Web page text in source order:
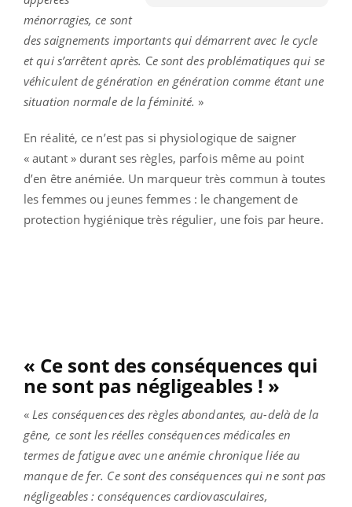
ménorragies, ce sont
des saignements importants qui démarrent avec le cycle
et qui s’arrêtent après. Ce sont des problématiques qui se
véhiculent de génération en génération comme étant une
situation normale de la féminité. »
En réalité, ce n’est pas si physiologique de saigner
« autant » durant ses règles, parfois même au point
d’en être anémiée. Un marqueur très commun à toutes
les femmes ou jeunes femmes : le changement de
protection hygiénique très régulier, une fois par heure.
« Ce sont des conséquences qui
ne sont pas négligeables ! »
« Les conséquences des règles abondantes, au-delà de la
gêne, ce sont les réelles conséquences médicales en
termes de fatigue avec une anémie chronique liée au
manque de fer. Ce sont des conséquences qui ne sont pas
négligeables : conséquences cardiovasculaires,